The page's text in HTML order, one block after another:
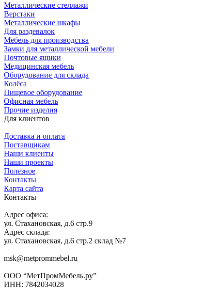
Металлические стеллажи
Верстаки
Металлические шкафы
Для раздевалок
Мебель для производства
Замки для металлической мебели
Почтовые ящики
Медицинская мебель
Оборудование для склада
Колёса
Пищевое оборудование
Офисная мебель
Прочие изделия
Для клиентов
Доставка и оплата
Поставщикам
Наши клиенты
Наши проекты
Полезное
Контакты
Карта сайта
Контакты
Адрес офиса:
ул. Стахановская, д.6 стр.9
Адрес склада:
ул. Стахановская, д.6 стр.2 склад №7
msk@metprommebel.ru
ООО “МетПромМебель.ру”
ИНН: 7842034028